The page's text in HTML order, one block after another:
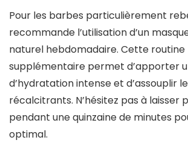
Pour les barbes particulièrement
recommande l’utilisation d’un
naturel hebdomadaire. Cette routine
supplémentaire permet d’apporter
d’hydratation intense et d’assouplir
récalcitrants. N’hésitez pas à laisser
pendant une quinzaine de minutes
optimal.